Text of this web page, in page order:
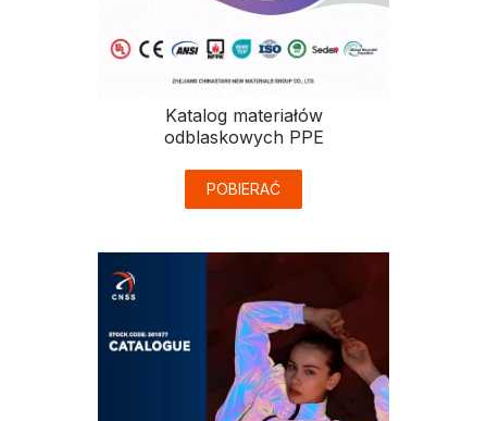
Katalog materiałów
odblaskowych PPE
POBIERAĆ